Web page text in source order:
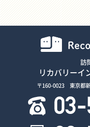
訪
リカバリーイ
〒160-0023 東京都